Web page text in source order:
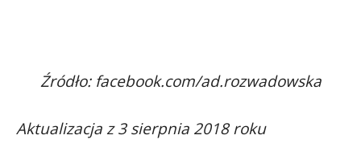
Źródło: facebook.com/ad.rozwadowska
Aktualizacja z 3 sierpnia 2018 roku